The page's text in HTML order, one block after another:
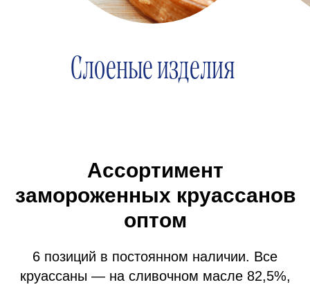
Ассортимент
замороженных круассанов
оптом
6 позиций в постоянном наличии. Все
круассаны — на сливочном масле 82,5%,